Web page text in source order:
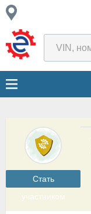
Cтать
участником